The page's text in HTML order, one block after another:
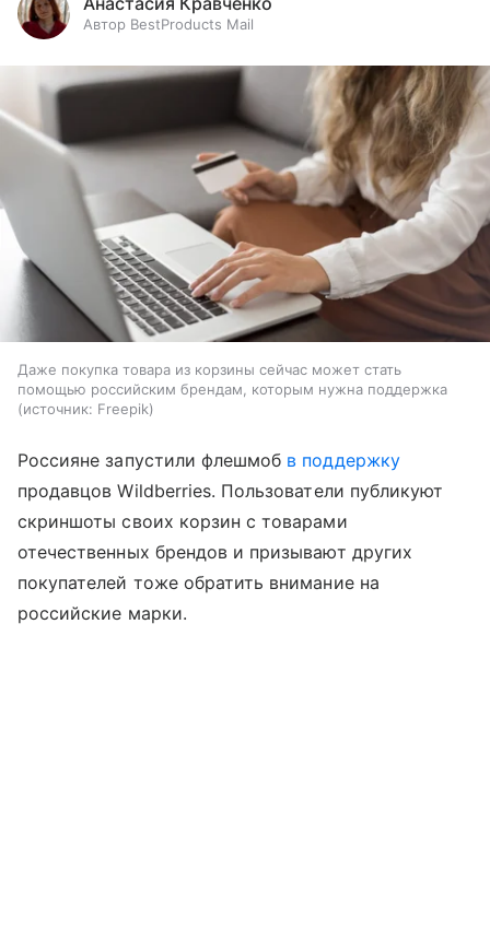
Автор BestProducts Mail
Даже покупка товара из корзины сейчас может стать
помощью российским брендам, которым нужна поддержка
источник: Freepik
Россияне запустили флешмоб в поддержку
продавцов Wildberries. Пользователи публикуют
скриншоты своих корзин с товарами
отечественных брендов и призывают других
покупателей тоже обратить внимание на
российские марки.